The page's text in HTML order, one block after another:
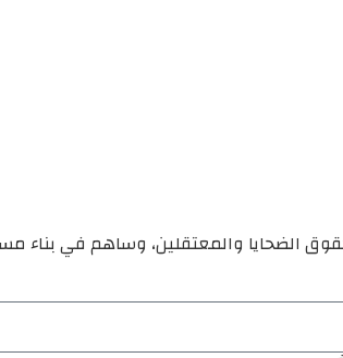
الضحايا والمعتقلين، وساهم في بناء